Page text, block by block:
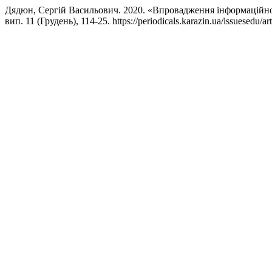
Дядюн, Сергій Васильович. 2020. «Впровадження
вип. 11 (Грудень), 114-25. https://periodicals.karazin.ua/issuesedu/